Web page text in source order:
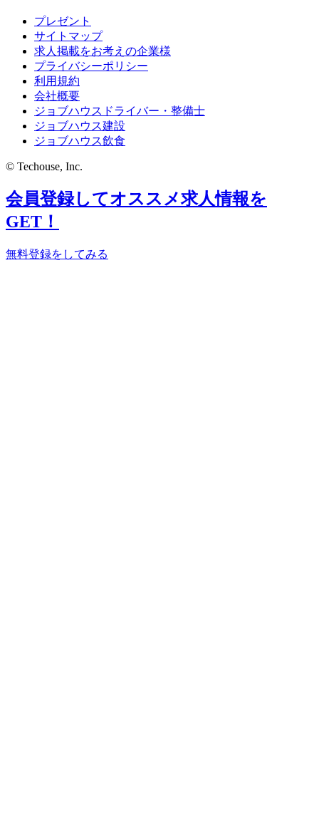
プレゼント
サイトマップ
求人掲載をお考えの企業様
プライバシーポリシー
利用規約
会社概要
ジョブハウスドライバー・整備士
ジョブハウス建設
ジョブハウス飲食
© Techouse, Inc.
会員登録してオススメ求人情報を
GET！
無料登録をしてみる